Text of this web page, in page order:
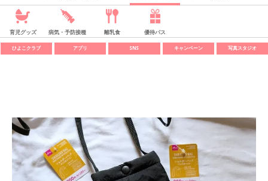
育児グッズ 病気・予防接種 離乳食 優待パス
ひよこクラブ アプリ SNS キャンペーン 写真スタジオ